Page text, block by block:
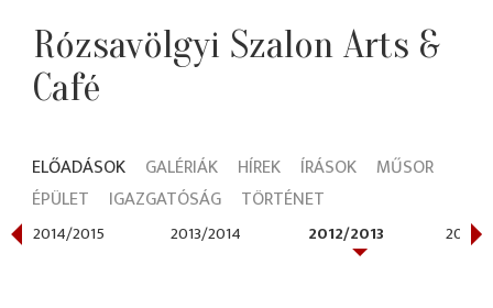
Rózsavölgyi Szalon Arts &
Café
ELŐADÁSOK GALÉRIÁK HÍREK ÍRÁSOK
MŰSOR
ÉPÜLET
IGAZGATÓSÁG TÖRTÉNET
2014/2015 2013/2014 2012/2013 2011/